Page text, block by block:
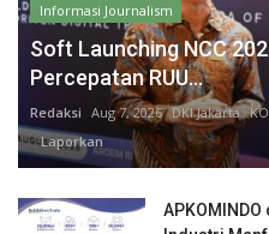
Informasi Journalism
Soft Launching NCC
Percepatan RUU...
Redaksi Aug 7, 2026 DKI Jakarta
Laporkan
APKOMINDO